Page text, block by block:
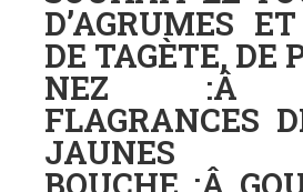
D’AGRUMES
DE TAGÈTE, DE
NEZ
FLAGRANCES
JAUNES